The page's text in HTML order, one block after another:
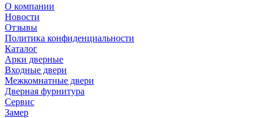
О компании
Новости
Отзывы
Политика конфиденциальности
Каталог
Арки дверные
Входные двери
Межкомнатные двери
Дверная фурнитура
Сервис
Замер